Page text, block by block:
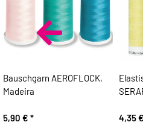
Bauschgarn AEROFLOCK,
Madeira
5,90 € *
4,35 €